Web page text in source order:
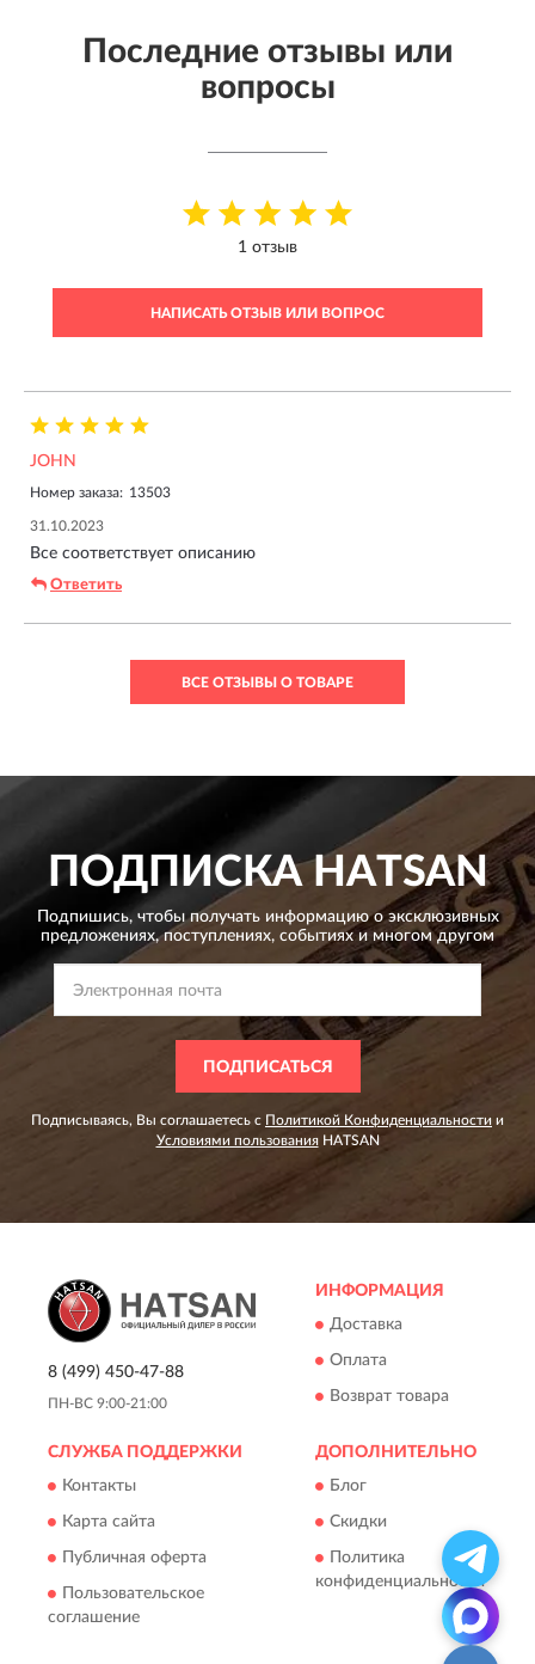
Последние отзывы или
вопросы
1 отзыв
НАПИСАТЬ ОТЗЫВ ИЛИ ВОПРОС
JOHN
Номер заказа: 13503
31.10.2023
Все соответствует описанию
Ответить
ВСЕ ОТЗЫВЫ О ТОВАРЕ
ПОДПИСКАHATSAN
Подпишись, чтобы получать информацию о эксклюзивных
предложениях,поступлениях, событиях и многом другом
ПОДПИСАТЬСЯ
Подписываясь, Вы соглашаетесь с Политикой Конфиденциальности и
Условиями пользованияHATSAN
8 (499) 450-47-88
ПН-ВС 9:00-21:00
ИНФОРМАЦИЯ
Доставка
Оплата
Возврат товара
СЛУЖБА ПОДДЕРЖКИ
Контакты
Карта сайта
Публичная оферта
Пользовательское
соглашение
ДОПОЛНИТЕЛЬНО
Блог
Скидки
Политика
конфиденциальности